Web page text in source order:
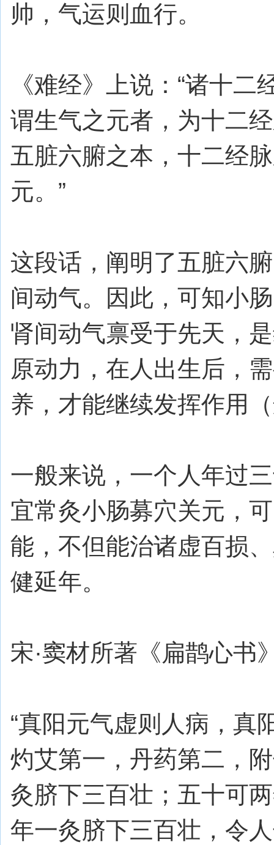
帅，气运则血行。
《难经》上说：“诸十
谓生气之元者，为十二
五脏六腑之本，十二经
元。”
这段话，阐明了五脏六
间动气。因此，可知小
肾间动气禀受于先天，
原动力，在人出生后，
养，才能继续发挥作用
一般来说，一个人年过
宜常灸小肠募穴关元，
能，不但能治诸虚百损
健延年。
宋·窦材所著《扁鹊心书
“真阳元气虚则人病，真
灼艾第一，丹药第二，
灸脐下三百壮；五十可
年一灸脐下三百壮，令